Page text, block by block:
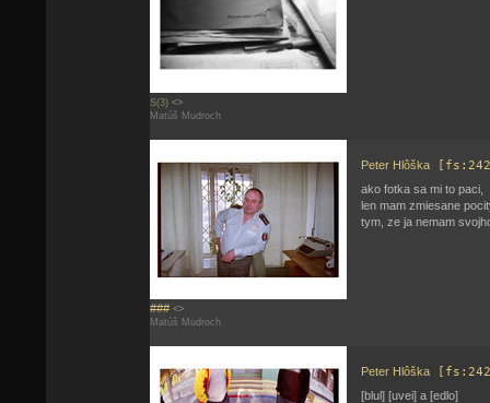
S(3) <>
Matúš Mudroch
### <>
Matúš Mudroch
Peter Hlôška
ako fotka sa mi to paci,
len mam zmiesane
tym, ze ja nemam
Peter Hlôška
[blul] [uvei] a [edlo]